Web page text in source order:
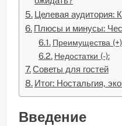
Целевая аудитория:
Плюсы и минусы:
Преимущества
Недостатки (-):
Советы для гостей
Итог: Ностальгия,
Введение